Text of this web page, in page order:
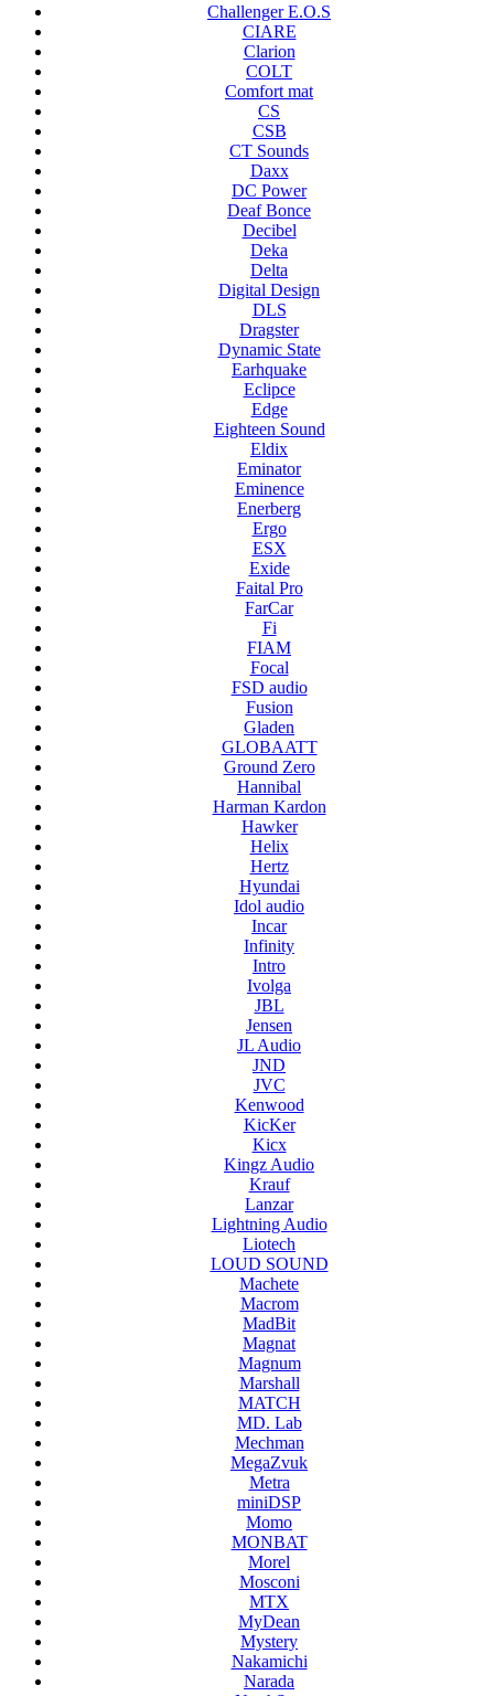
Challenger E.O.S
CIARE
Clarion
COLT
Comfort mat
CS
CSB
CT Sounds
Daxx
DC Power
Deaf Bonce
Decibel
Deka
Delta
Digital Design
DLS
Dragster
Dynamic State
Earhquake
Eclipce
Edge
Eighteen Sound
Eldix
Eminator
Eminence
Enerberg
Ergo
ESX
Exide
Faital Pro
FarCar
Fi
FIAM
Focal
FSD audio
Fusion
Gladen
GLOBAATT
Ground Zero
Hannibal
Harman Kardon
Hawker
Helix
Hertz
Hyundai
Idol audio
Incar
Infinity
Intro
Ivolga
JBL
Jensen
JL Audio
JND
JVC
Kenwood
KicKer
Kicx
Kingz Audio
Krauf
Lanzar
Lightning Audio
Liotech
LOUD SOUND
Machete
Macrom
MadBit
Magnat
Magnum
Marshall
MATCH
MD. Lab
Mechman
MegaZvuk
Metra
miniDSP
Momo
MONBAT
Morel
Mosconi
MTX
MyDean
Mystery
Nakamichi
Narada